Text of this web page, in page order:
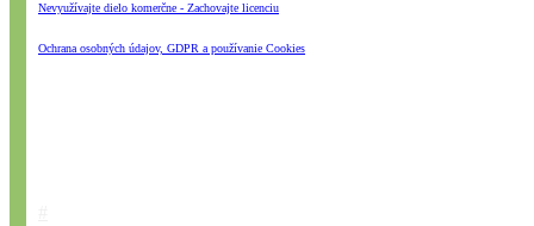
Nevyužívajte dielo komerčne - Zachovajte licenciu
Ochrana osobných údajov, GDPR a používanie Cookies